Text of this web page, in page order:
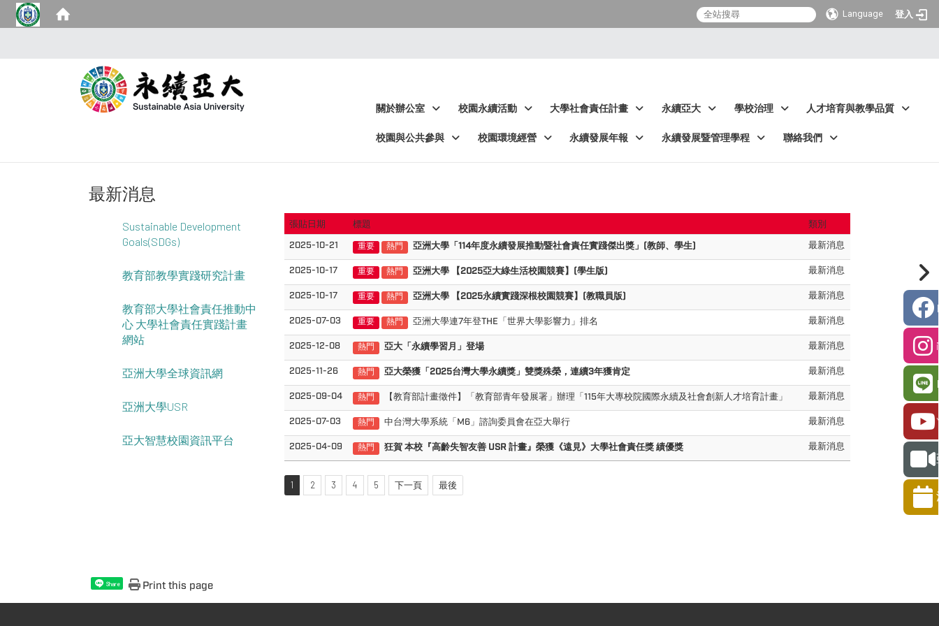
Language 登入
關於辦公室 校園永續活動 大學社會責任計畫 永續亞大 學校治理 人才培育與教學品質
校園與公共參與 校園環境經營 永續發展年報 永續發展暨管理學程 聯絡我們
最新消息
Sustainable Development
Goals(SDGs)
教育部教學實踐研究計畫
教育部大學社會責任推動中
心 大學社會責任實踐計畫
網站
亞洲大學全球資訊網
亞洲大學USR
亞大智慧校園資訊平台
張貼日期 標題
類別
2025-10-21
重要 熱門 亞洲大學「114年度永續發展推動暨社會責任實踐傑出獎」(教師、學生) 最新消息
2025-10-17 重要 熱門 亞洲大學 【2025亞大綠生活校園競賽】(學生版) 最新消息
2025-10-17 重要 熱門 亞洲大學 【2025永續實踐深根校園競賽】(教職員版) 最新消息
2025-07-03 重要 熱門 亞洲大學連7年登THE「世界大學影響力」排名 最新消息
2025-12-08 熱門 亞大「永續學習月」登場 最新消息
2025-11-26 熱門 亞大榮獲「2025台灣大學永續獎」雙獎殊榮，連續3年獲肯定 最新消息
2025-09-04 熱門 【教育部計畫徵件】「教育部青年發展署」辦理「115年大專校院國際永續及社會創新人才培育計畫」 最新消息
2025-07-03 熱門 中台灣大學系統「M6」諮詢委員會在亞大舉行 最新消息
2025-04-09 熱門 狂賀 本校『高齡失智友善 USR 計畫』 榮獲《遠見》大學社會責任獎 績優獎 最新消息
1 2 3 4 5 下一頁 最後
Share Print this page